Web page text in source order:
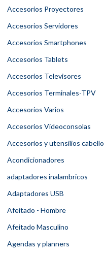
Accesorios Proyectores
Accesorios Servidores
Accesorios Smartphones
Accesorios Tablets
Accesorios Televisores
Accesorios Terminales-TPV
Accesorios Varios
Accesorios Videoconsolas
Accesorios y utensilios cabello
Acondicionadores
adaptadores inalambricos
Adaptadores USB
Afeitado - Hombre
Afeitado Masculino
Agendas y planners